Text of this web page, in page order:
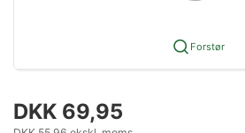
Forstør
DKK 69,95